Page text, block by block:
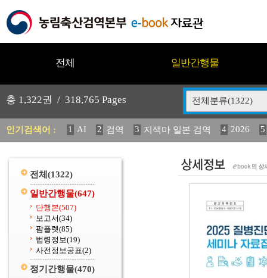
전체 일반간행물
총 1,322권 / 318,765 Pages 전체분류(1322)
인기검색어 : 1 AI 2 검역 3 지색마 일본 검역 4 2026
5
11 2025 12 중독성 식물 도감 13 媛 異 14
전체 (1322)
일반간행물(647)
단행본(507)
보고서(34)
팜플렛(85)
법령정보(19)
사전정보공표(2)
정기간행물(470)